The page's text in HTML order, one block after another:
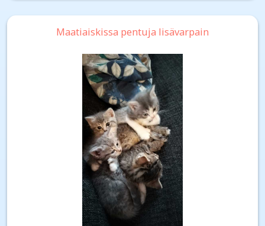
Maatiaiskissa pentuja lisävarpain